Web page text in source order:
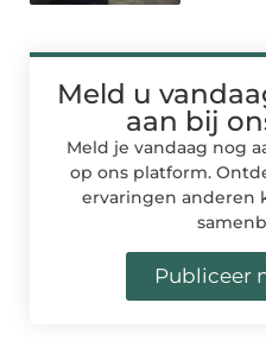
Meld u
aan bij
Meld je vandaag nog
op ons platform.
ervaringen anderen
Publiceer